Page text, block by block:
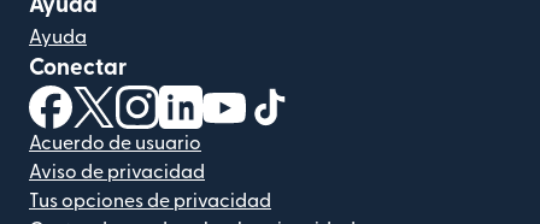
Ayuda
Ayuda
Conectar
(se abre en una ventana nueva)
(se abre en una ventana nueva)
(se abre en una ventana nueva)
(se abre en una ventana nueva)
(se abre en una ventana nueva)
Acuerdo de usuario
Aviso de privacidad
Tus opciones de privacidad